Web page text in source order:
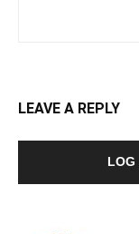
LEAVE A REPLY
LOG